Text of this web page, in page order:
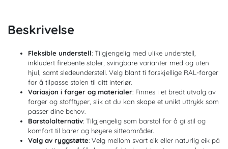
Beskrivelse
Fleksible understell: Tilgjengelig med ulike understell,
inkludert firebente stoler, svingbare varianter med og uten
hjul, samt sledeunderstell. Velg blant ti forskjellige RAL-farger
for å tilpasse stolen til ditt interiør.
Variasjon i farger og materialer: Finnes i et bredt utvalg av
farger og stofftyper, slik at du kan skape et unikt uttrykk som
passer dine behov.
Barstolalternativ: Tilgjengelig som barstol for å gi stil og
komfort til barer og høyere sitteområder.
Valg av ryggstøtte: Velg mellom svart eik eller naturlig eik på